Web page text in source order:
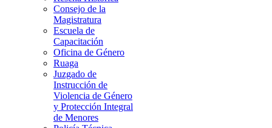
Consejo de la
Magistratura
Escuela de
Capacitación
Oficina de Género
Ruaga
Juzgado de
Instrucción de
Violencia de Género
y Protección Integral
de Menores